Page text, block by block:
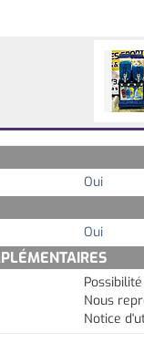
Oui
Oui
Nous
Notice